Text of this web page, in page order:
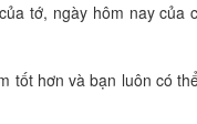
tớ, ngày hôm nay của
tốt hơn và bạn luôn có